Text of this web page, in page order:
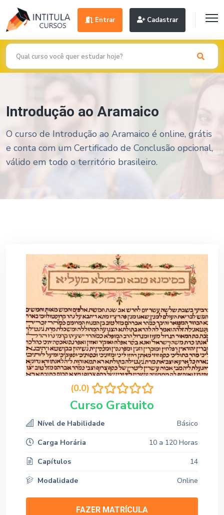
Entrar Cadastrar
Introdução ao Aramaico
O curso de Introdução ao Aramaico é online, grátis
e conta com um Certificado de Conclusão opcional,
válido em todo o território brasileiro.
(0.0)
Curso Gratuito
Nível de Habilidade
Básico
Carga Horária
10 a 120 Horas
Capítulos
14
Modalidade
Online
FAZER MATRÍCULA